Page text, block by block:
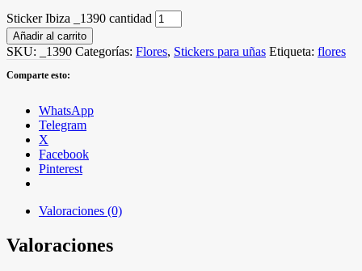
Sticker Ibiza _1390 cantidad
Añadir al carrito
SKU: _1390 Categorías: Flores, Stickers para uñas Etiqueta: flores
Comparte esto:
WhatsApp
Telegram
X
Facebook
Pinterest
Valoraciones (0)
Valoraciones